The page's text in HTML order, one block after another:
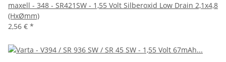
maxell - 348 - SR421SW - 1,55 Volt Silberoxid Low Drain 2,1x4,8
(HxØmm)
2,56 € *